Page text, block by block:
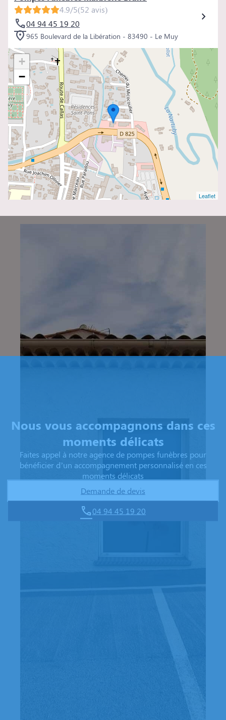
4.9/5(52 avis)
04 94 45 19 20
965 Boulevard de la Libération - 83490 - Le Muy
+
−
Leaflet
Nous vous accompagnons dans ces
moments délicats
Faites appel à notre agence de pompes funèbres pour
bénéficier d’un accompagnement personnalisé en ces
moments délicats
Demande de devis
04 94 45 19 20